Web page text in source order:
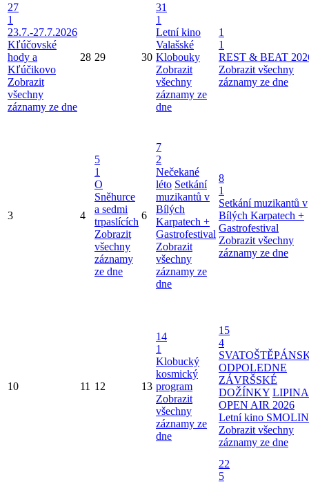
27
1
23.7.-27.7.2026
Kľúčovské
hody a
Kľúčikovo
Zobrazit
všechny
záznamy ze dne
28 29 30
31
1
Letní kino
Valašské
Klobouky
Zobrazit
všechny
záznamy ze
dne
1
1
REST & BEAT
Zobrazit všechny
záznamy ze dne
3 4
5
1
O
Sněhurce
a sedmi
trpaslících
Zobrazit
všechny
záznamy
ze dne
6
7
2
Nečekané
léto Setkání
muzikantů v
Bílých
Karpatech +
Gastrofestival
Zobrazit
všechny
záznamy ze
dne
8
1
Setkání muzikantů v
Bílých Karpatech +
Gastrofestival
Zobrazit všechny
záznamy ze dne
10 11 12 13
14
1
Klobucký
kosmický
program
Zobrazit
všechny
záznamy ze
dne
15
4
ODPOLEDNE
ZÁVRŠSKÉ
DOŽÍNKY LIPINA
OPEN AIR 2026
Letní kino
Zobrazit všechny
záznamy ze dne
22
5